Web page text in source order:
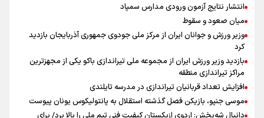
انتشار نتایج آزمون ورودی مدارس سمپاد
میان صعود و سقوط
وزیر ورزش و جوانان ایران از مرکز ملی جودوی جمهوری آذربایجان بازدید
کرد
بازدید وزیر ورزش ایران از مجموعه ملی تیراندازی باکو یکی از مجهزترین
مراکز تیراندازی منطقه
افزایش تعداد قربانیان تیراندازی در مدرسه تایلندی
موسی جنپو، بازیکن فصل گذشته استقلال به پانتولیکوس یونان پیوست